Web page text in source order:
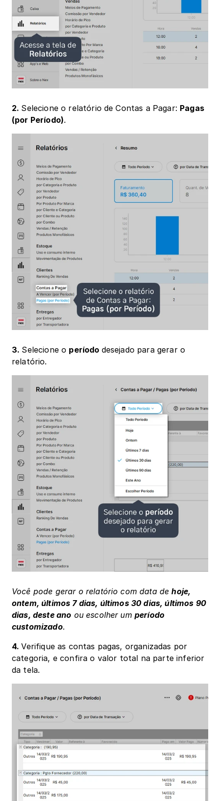
2. Selecione o relatório de Contas a Pagar: Pagas
(por Período).
3. Selecione o período desejado para gerar o
relatório.
Você pode gerar o relatório com data de hoje,
ontem, últimos 7 dias, últimos 30 dias, últimos 90
dias, deste ano ou escolher um período
customizado.
4. Verifique as contas pagas, organizadas por
categoria, e confira o valor total na parte inferior
da tela.